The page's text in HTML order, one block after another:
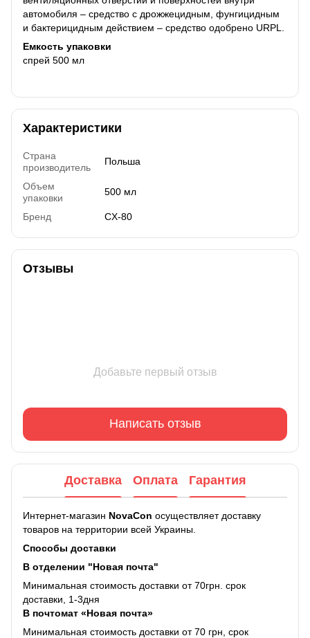
автомобиля – средство с дрожжецидным, фунгицидным
и бактерицидным действием – средство одобрено URPL.
Емкость упаковки
спрей 500 мл
Характеристики
Страна
производитель
Польша
Объем
упаковки
500 мл
Бренд CX-80
Отзывы
Добавьте первый отзыв
Написать отзыв
Доставка Оплата Гарантия
Интернет-магазин NovaCon осуществляет доставку
товаров на территории всей Украины.
Способы доставки
В отделении "Новая почта"
Минимальная стоимость доставки от 70грн. срок
доставки, 1-3дня
В почтомат «Новая почта»
Минимальная стоимость доставки от 70 грн, срок